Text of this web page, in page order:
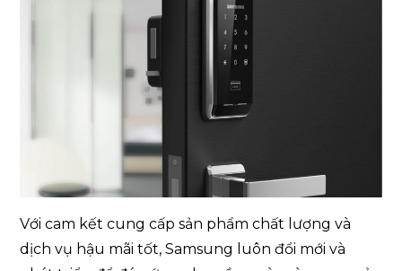
Với cam kết cung cấp sản phẩm chất lượng và
dịch vụ hậu mãi tốt, Samsung luôn đổi mới và